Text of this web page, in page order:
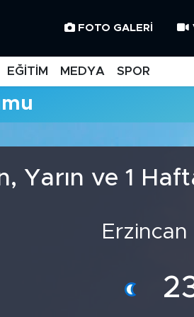
FOTO GALERI
EĞİTİM MEDYA SPOR
Yarın ve 1
Erzincan